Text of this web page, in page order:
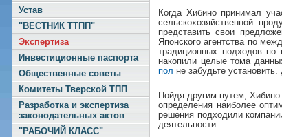
Устав
"ВЕСТНИК ТТПП"
Экспертиза
Инвестиционные паспорта
Общественные советы
Комитеты Тверской ТПП
Разработка и экспертиза
законодательных актов
"РАБОЧИЙ КЛАСС"
Когда Хибино принимал
сельскохозяйственной
представить свои
Японского агентства по
традиционных подходов по
накопили целые тома
пол не забудьте
Пойдя другим путем,
определения наиболее
решения подходили
деятельности.